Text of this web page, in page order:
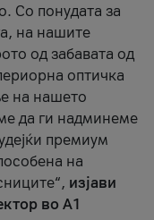
Со понудата за
на нашите
од забавата од
оптичка
на нашето
да ги надминеме
премиум
на
изјави
во А1